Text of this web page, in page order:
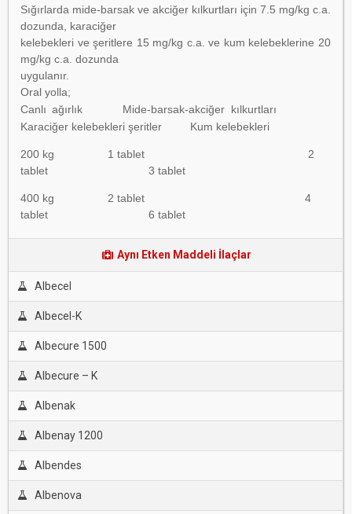
Sığırlarda mide-barsak ve akciğer kılkurtları için 7.5 mg/kg c.a.
dozunda, karaciğer
kelebekleri ve şeritlere 15 mg/kg c.a. ve kum kelebeklerine 20
mg/kg c.a. dozunda
uygulanır.
Oral yolla;
Canlı ağırlık Mide-barsak-akciğer kılkurtları
Karaciğer kelebekleri şeritler Kum kelebekleri
200 kg 1 tablet 2
tablet 3 tablet
400 kg 2 tablet 4
tablet 6 tablet
Aynı Etken Maddeli İlaçlar
Albecel
Albecel-K
Albecure 1500
Albecure – K
Albenak
Albenay 1200
Albendes
Albenova